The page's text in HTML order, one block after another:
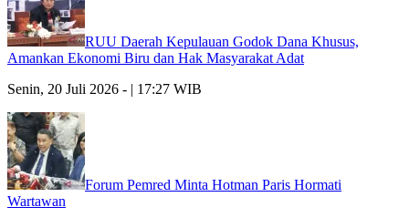
RUU Daerah Kepulauan Godok Dana Khusus,
Amankan Ekonomi Biru dan Hak Masyarakat Adat
Senin, 20 Juli 2026 - | 17:27 WIB
Forum Pemred Minta Hotman Paris Hormati
Wartawan